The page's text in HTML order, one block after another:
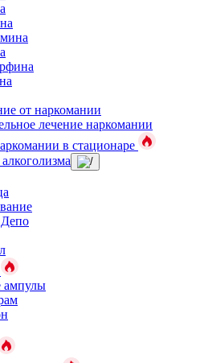
от наркомании
лечение наркомании
в стационаре
ампулы